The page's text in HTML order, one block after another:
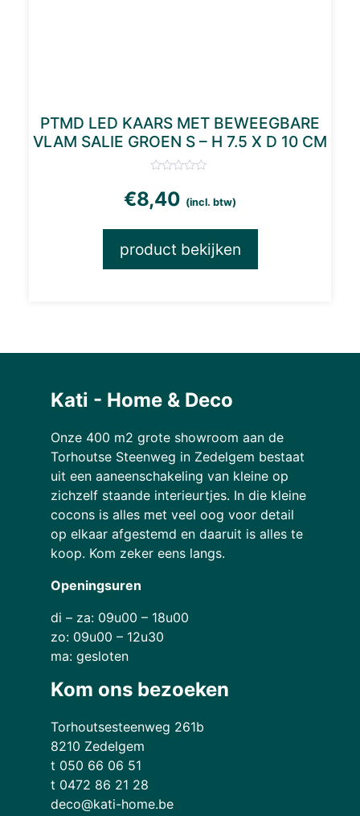
PTMD LED KAARS MET BEWEEGBARE
VLAM SALIE GROEN S – H 7.5 X D 10 CM
€8,40 (incl. btw)
product bekijken
Kati - Home & Deco
Onze 400 m2 grote showroom aan de
Torhoutse Steenweg in Zedelgem bestaat
uit een aaneenschakeling van kleine op
zichzelf staande interieurtjes. In die kleine
cocons is alles met veel oog voor detail
op elkaar afgestemd en daaruit is alles te
koop. Kom zeker eens langs.
Openingsuren
di – za: 09u00 – 18u00
zo: 09u00 – 12u30
ma: gesloten
Kom ons bezoeken
Torhoutsesteenweg 261b
8210 Zedelgem
t 050 66 06 51
t 0472 86 21 28
deco@kati-home.be